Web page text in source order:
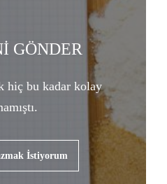
GÖNDER
hiç bu kadar kolay
İstiyorum